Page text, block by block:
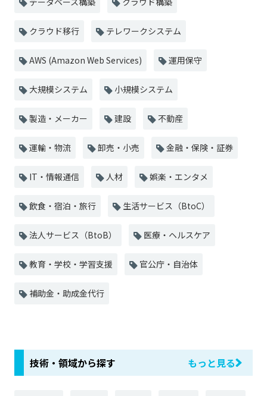
クラウド移行 テレワークシステム
AWS (Amazon Web Services) 運用保守
大規模システム 小規模システム
製造・メーカー 建設 不動産
運輸・物流 卸売・小売 金融・保険・証券
IT・情報通信 人材 娯楽・エンタメ
飲食・宿泊・旅行 生活サービス（BtoC）
法人サービス（BtoB） 医療・ヘルスケア
教育・学校・学習支援 官公庁・自治体
補助金・助成金代行
技術・領域から探す もっと見る